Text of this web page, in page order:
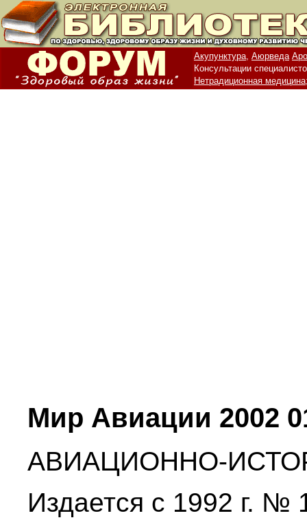
Акупунктура, Аюрведа
Консультации
Нетрадиционная
Мир Авиации 2002
АВИАЦИОННО-
Издается с 1992 г. №